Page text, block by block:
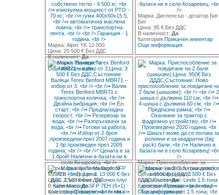
Марка: Alper YK 12 000
Цена: 20 500 € Без ДДС
В наличност:Да
Категория:Ремаркета
Още информация
Марка: Диспенсър - дозатор Биг
Бег
Цена: 95 € Без ДДС
В наличност:Да
Категория:Прикачен инвентар
Още информация
Марка: Валяци Terex Benford
MBR71 – избор от 3
Цена: 3 500 € Без ДДС
В наличност:Да
Категория:Строителна техника
Марка: Приспособление за
повдигане на 2 бали (шишове)
Цена: 950€ Без ДДДС
В наличност:Да
Категория:Прикачен инвентар
Още информация